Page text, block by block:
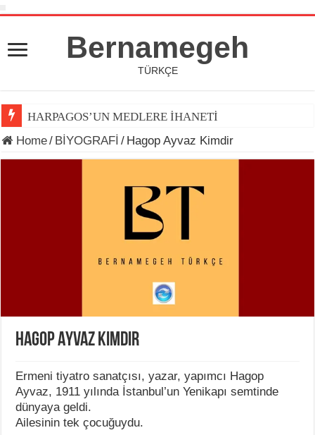
Bernamegeh
TÜRKÇE
HARPAGOS’UN MEDLERE İHANETİ
Home/ BİYOGRAFİ / Hagop Ayvaz Kimdir
Hagop Ayvaz Kimdir
Ermeni tiyatro sanatçısı, yazar, yapımcı Hagop
Ayvaz, 1911 yılında İstanbul’un Yenikapı semtinde
dünyaya geldi.
Ailesinin tek çocuğuydu.